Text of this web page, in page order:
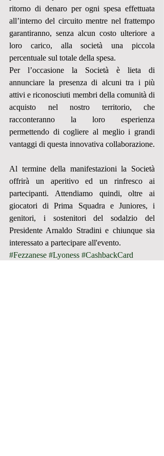
ritorno di denaro per ogni spesa effettuata
all’interno del circuito mentre nel frattempo
garantiranno, senza alcun costo ulteriore a
loro carico, alla società una piccola
percentuale sul totale della spesa.
Per l’occasione la Società è lieta di
annunciare la presenza di alcuni tra i più
attivi e riconosciuti membri della comunità di
acquisto nel nostro territorio, che
racconteranno la loro esperienza
permettendo di cogliere al meglio i grandi
vantaggi di questa innovativa collaborazione.
Al termine della manifestazioni la Società
offrirà un aperitivo ed un rinfresco ai
partecipanti. Attendiamo quindi, oltre ai
giocatori di Prima Squadra e Juniores, i
genitori, i sostenitori del sodalzio del
Presidente Arnaldo Stradini e chiunque sia
interessato a partecipare all'evento.
#Fezzanese #Lyoness #CashbackCard